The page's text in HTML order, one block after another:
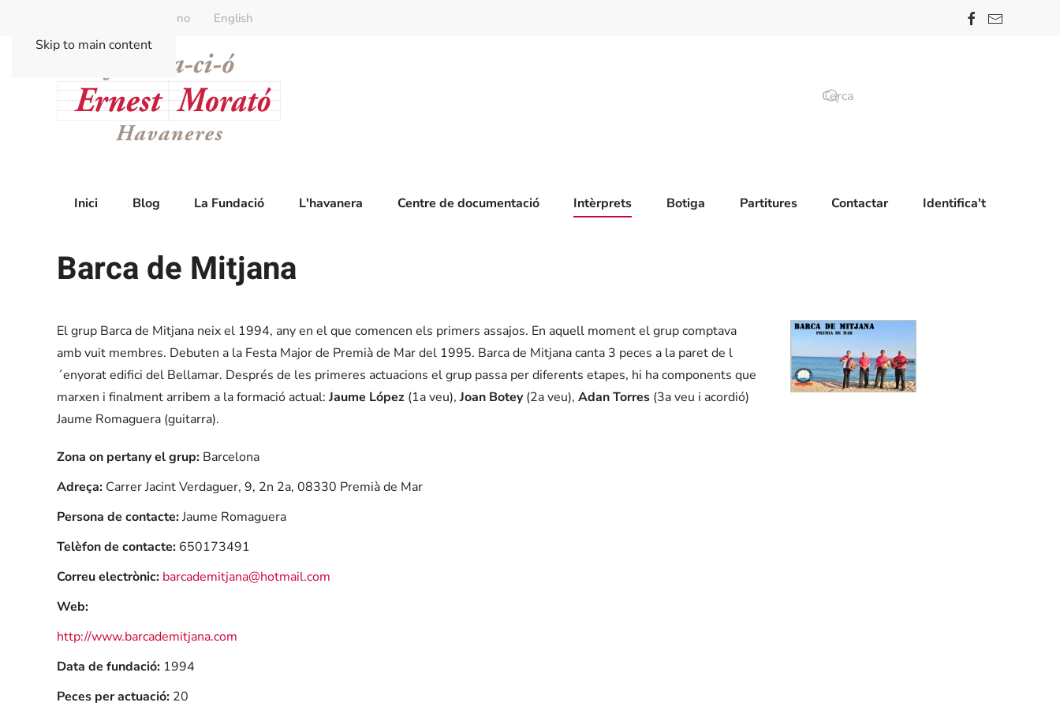
Skip to main content
Castellano English
Inici Blog La Fundació L'havanera Centre de documentació Intèrprets Botiga Partitures Contactar Identifica't
Barca de Mitjana
El grup Barca de Mitjana neix el 1994, any en el que comencen els primers assajos. En aquell moment el grup comptava
amb vuit membres. Debuten a la Festa Major de Premià de Mar del 1995. Barca de Mitjana canta 3 peces a la paret de l
´enyorat edifici del Bellamar. Després de les primeres actuacions el grup passa per diferents etapes, hi ha components que
marxen i finalment arribem a la formació actual: Jaume López (1a veu), Joan Botey(2a veu), Adan Torres (3a veu i acordió)
Jaume Romaguera (guitarra).
Zona on pertany el grup: Barcelona
Adreça: Carrer Jacint Verdaguer, 9, 2n 2a, 08330 Premià de Mar
Persona de contacte:Jaume Romaguera
Telèfon de contacte: 650173491
Correu electrònic: barcademitjana@hotmail.com
Web:
http://www.barcademitjana.com
Data de fundació: 1994
Peces per actuació: 20
+